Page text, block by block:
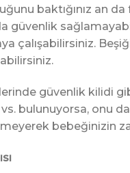
baktığınız an
güvenlik
çalışabilirsiniz.
güvenlik kilidi
bulunuyorsa, onu
bebeğinizin